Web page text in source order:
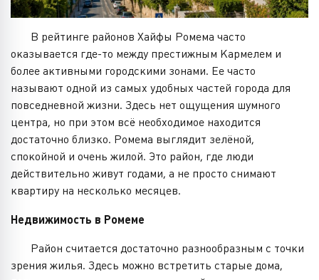
В рейтинге районов Хайфы Ромема часто
оказывается где-то между престижным Кармелем и
более активными городскими зонами. Ее часто
называют одной из самых удобных частей города для
повседневной жизни. Здесь нет ощущения шумного
центра, но при этом всё необходимое находится
достаточно близко. Ромема выглядит зелёной,
спокойной и очень жилой. Это район, где люди
действительно живут годами, а не просто снимают
квартиру на несколько месяцев.
Недвижимость в Ромеме
Район считается достаточно разнообразным с точки
зрения жилья. Здесь можно встретить старые дома,